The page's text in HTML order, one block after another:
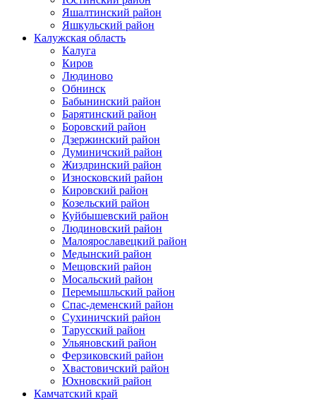
Яшалтинский район
Яшкульский район
Калужская область
Калуга
Киров
Людиново
Обнинск
Бабынинский район
Барятинский район
Боровский район
Дзержинский район
Думиничский район
Жиздринский район
Износковский район
Кировский район
Козельский район
Куйбышевский район
Людиновский район
Малоярославецкий район
Медынский район
Мещовский район
Мосальский район
Перемышльский район
Спас-деменский район
Сухиничский район
Тарусский район
Ульяновский район
Ферзиковский район
Хвастовичский район
Юхновский район
Камчатский край